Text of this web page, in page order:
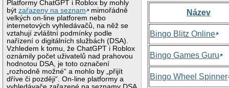
Platformy ChatGPT i Roblox by mohly
býtzařazeny na seznam
mimořádně
velkých on-line platforem nebo
internetových vyhledávačů, na něž se
vztahují zvláštní podmínky podle
nařízení o digitálních službách (DSA).
Vzhledem k tomu, že ChatGPT i Roblox
oznámily počet uživatelů nad prahovou
hodnotou DSA, je toto označení
„rozhodně možné“ a mohlo by „přijít
dříve či později“. On-line platformy a
Název
Bingo Blitz Online
Bingo Games Guru
Bingo Wheel Spinner